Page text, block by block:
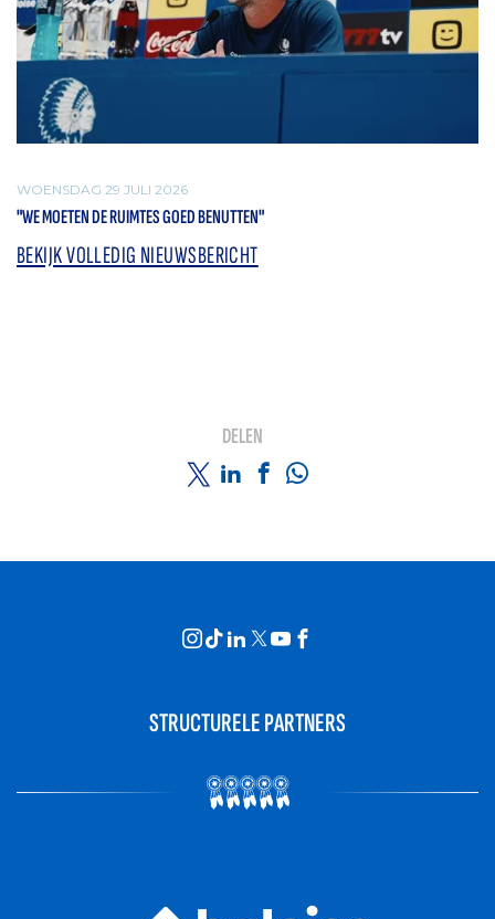
WOENSDAG 29 JULI 2026
"WE MOETEN DE RUIMTES GOED BENUTTEN"
BEKIJK VOLLEDIG NIEUWSBERICHT
DELEN
STRUCTURELE PARTNERS